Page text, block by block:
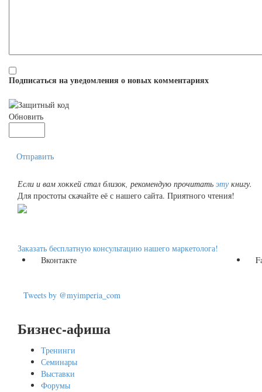
Подписаться на уведомления о новых комментариях
Обновить
Отправить
Если и вам хоккей стал близок, рекомендую прочитать этукнигу.
Для простоты скачайте её с нашего сайта. Приятного чтения!
Заказать бесплатную консультацию нашего маркетолога!
Вконтакте
Tweets by @myimperia_com
Бизнес-афиша
Тренинги
Семинары
Выставки
Форумы